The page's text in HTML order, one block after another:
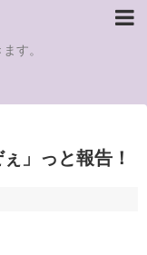
す。
」っと報告！